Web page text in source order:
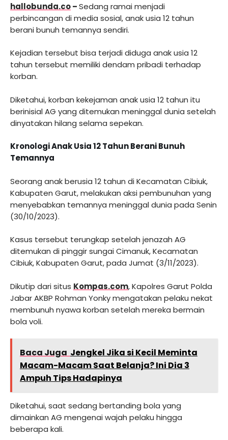
hallobunda.co–Sedang ramai menjadi
perbincangan di media sosial, anak usia 12 tahun
berani bunuh temannya sendiri.
Kejadian tersebut bisa terjadi diduga anak usia 12
tahun tersebut memiliki dendam pribadi terhadap
korban.
Diketahui, korban kekejaman anak usia 12 tahun itu
berinisial AG yang ditemukan meninggal dunia setelah
dinyatakan hilang selama sepekan.
Kronologi Anak Usia 12 Tahun Berani Bunuh
Temannya
Seorang anak berusia 12 tahun di Kecamatan Cibiuk,
Kabupaten Garut, melakukan aksi pembunuhan yang
menyebabkan temannya meninggal dunia pada Senin
(30/10/2023).
Kasus tersebut terungkap setelah jenazah AG
ditemukan di pinggir sungai Cimanuk, Kecamatan
Cibiuk, Kabupaten Garut, pada Jumat (3/11/2023).
Dikutip dari situs Kompas.com, Kapolres Garut Polda
Jabar AKBP Rohman Yonky mengatakan pelaku nekat
membunuh nyawa korban setelah mereka bermain
bola voli.
Baca Juga Jengkel Jika si Kecil Meminta
Macam-Macam Saat Belanja? Ini Dia 3
Ampuh Tips Hadapinya
Diketahui, saat sedang bertanding bola yang
dimainkan AG mengenai wajah pelaku hingga
beberapa kali.